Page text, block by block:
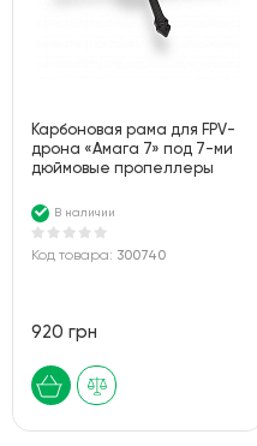
Карбоновая рама для FPV-
дрона «Амага 7» под 7-ми
дюймовые пропеллеры
В наличии
Код товара: 300740
920 грн